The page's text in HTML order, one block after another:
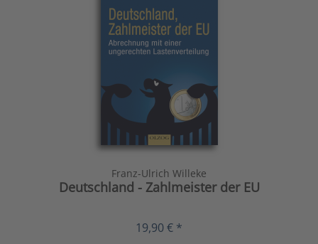
Franz-Ulrich Willeke
Deutschland - Zahlmeister der EU
19,90 € *